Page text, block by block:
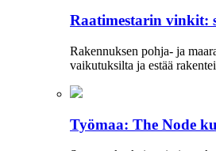
Raatimestarin vinkit:
Rakennuksen pohja- ja
vaikutuksilta ja estää
Työmaa: The Node